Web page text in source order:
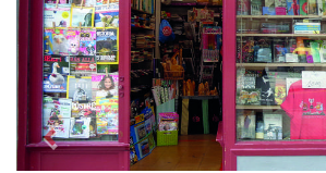
Previous